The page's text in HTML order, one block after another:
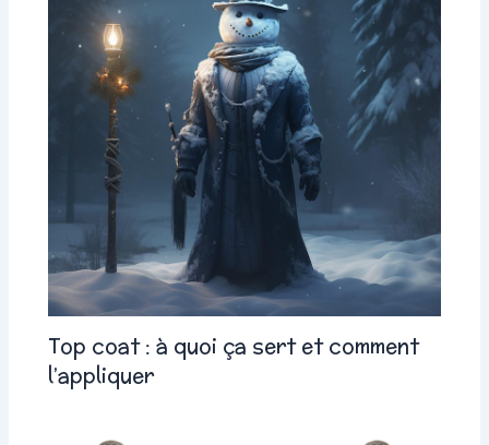
Top coat : à quoi ça sert et comment
l’appliquer